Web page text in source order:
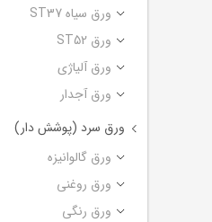
ورق سیاه ST37
ورق ST52
ورق آلیاژی
ورق آجدار
ورق سرد (پوشش دار)
ورق گالوانیزه
ورق روغنی
ورق رنگی